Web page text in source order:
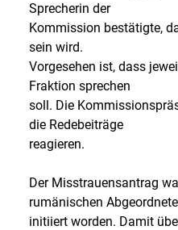
Sprecherin der
Kommission bestätigte,
sein wird.
Vorgesehen ist, dass
Fraktion sprechen
soll. Die
die Redebeiträge
reagieren.
Der Misstrauensantrag
rumänischen
initiiert worden. Damit